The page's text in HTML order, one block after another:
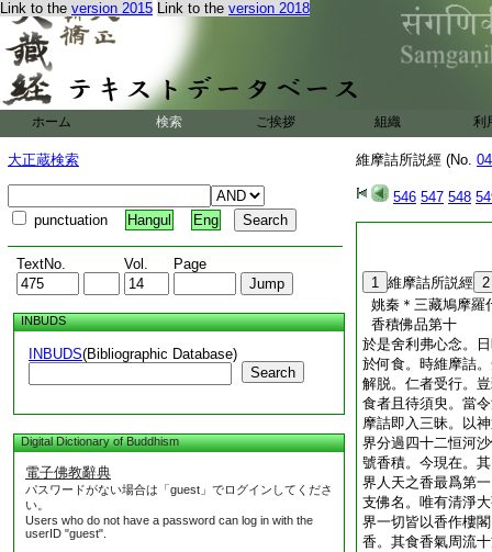
Link to the version 2015 Link to the version 2018
ホーム 検索 ご挨拶 組織 利
大正蔵検索
punctuation Hangul Eng
TextNo. Vol. Page
INBUDS
INBUDS(Bibliographic Database)
Search
Digital Dictionary of Buddhism
電子佛教辭典
パスワードがない場合は「guest」でログインしてくださ
い。
Users who do not have a password can log in with the
userID "guest".
維摩詰所説經 (No.
546 547 548
文殊師利曰。如我
説。無示無識離諸
於是文殊師利。問
仁者當説。何等是
文殊師利歎曰。善
言。是眞入不二法門
説是入不二法門
7
菩薩。皆入不二法
維摩＊詰所説經卷中
1 維摩詰所説經 2
姚秦＊三藏鳩摩羅
香積佛品第十
於是舍利弗心念。
於何食。時維摩詰
解脱。仁者受行。
食者且待須臾。當
摩詰即入三昧。以
界分過四十二恒河
號香積。今現在。
界人天之香最爲第
支佛名。唯有清淨
界一切皆以香作樓
香。其食香氣周流